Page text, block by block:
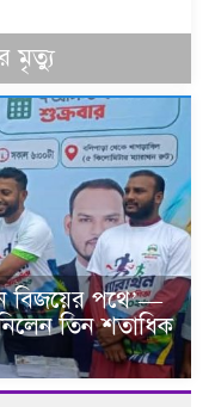
মৃত্যু
বিজয়ের পথে’—
তিন শতাধিক